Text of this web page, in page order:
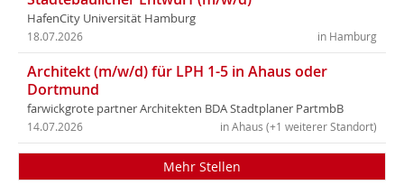
HafenCity Universität Hamburg
in Hamburg
18.07.2026
Architekt (m/w/d) für LPH 1-5 in Ahaus oder
Dortmund
farwickgrote partner Architekten BDA Stadtplaner PartmbB
in Ahaus (+1 weiterer Standort)
14.07.2026
Mehr Stellen